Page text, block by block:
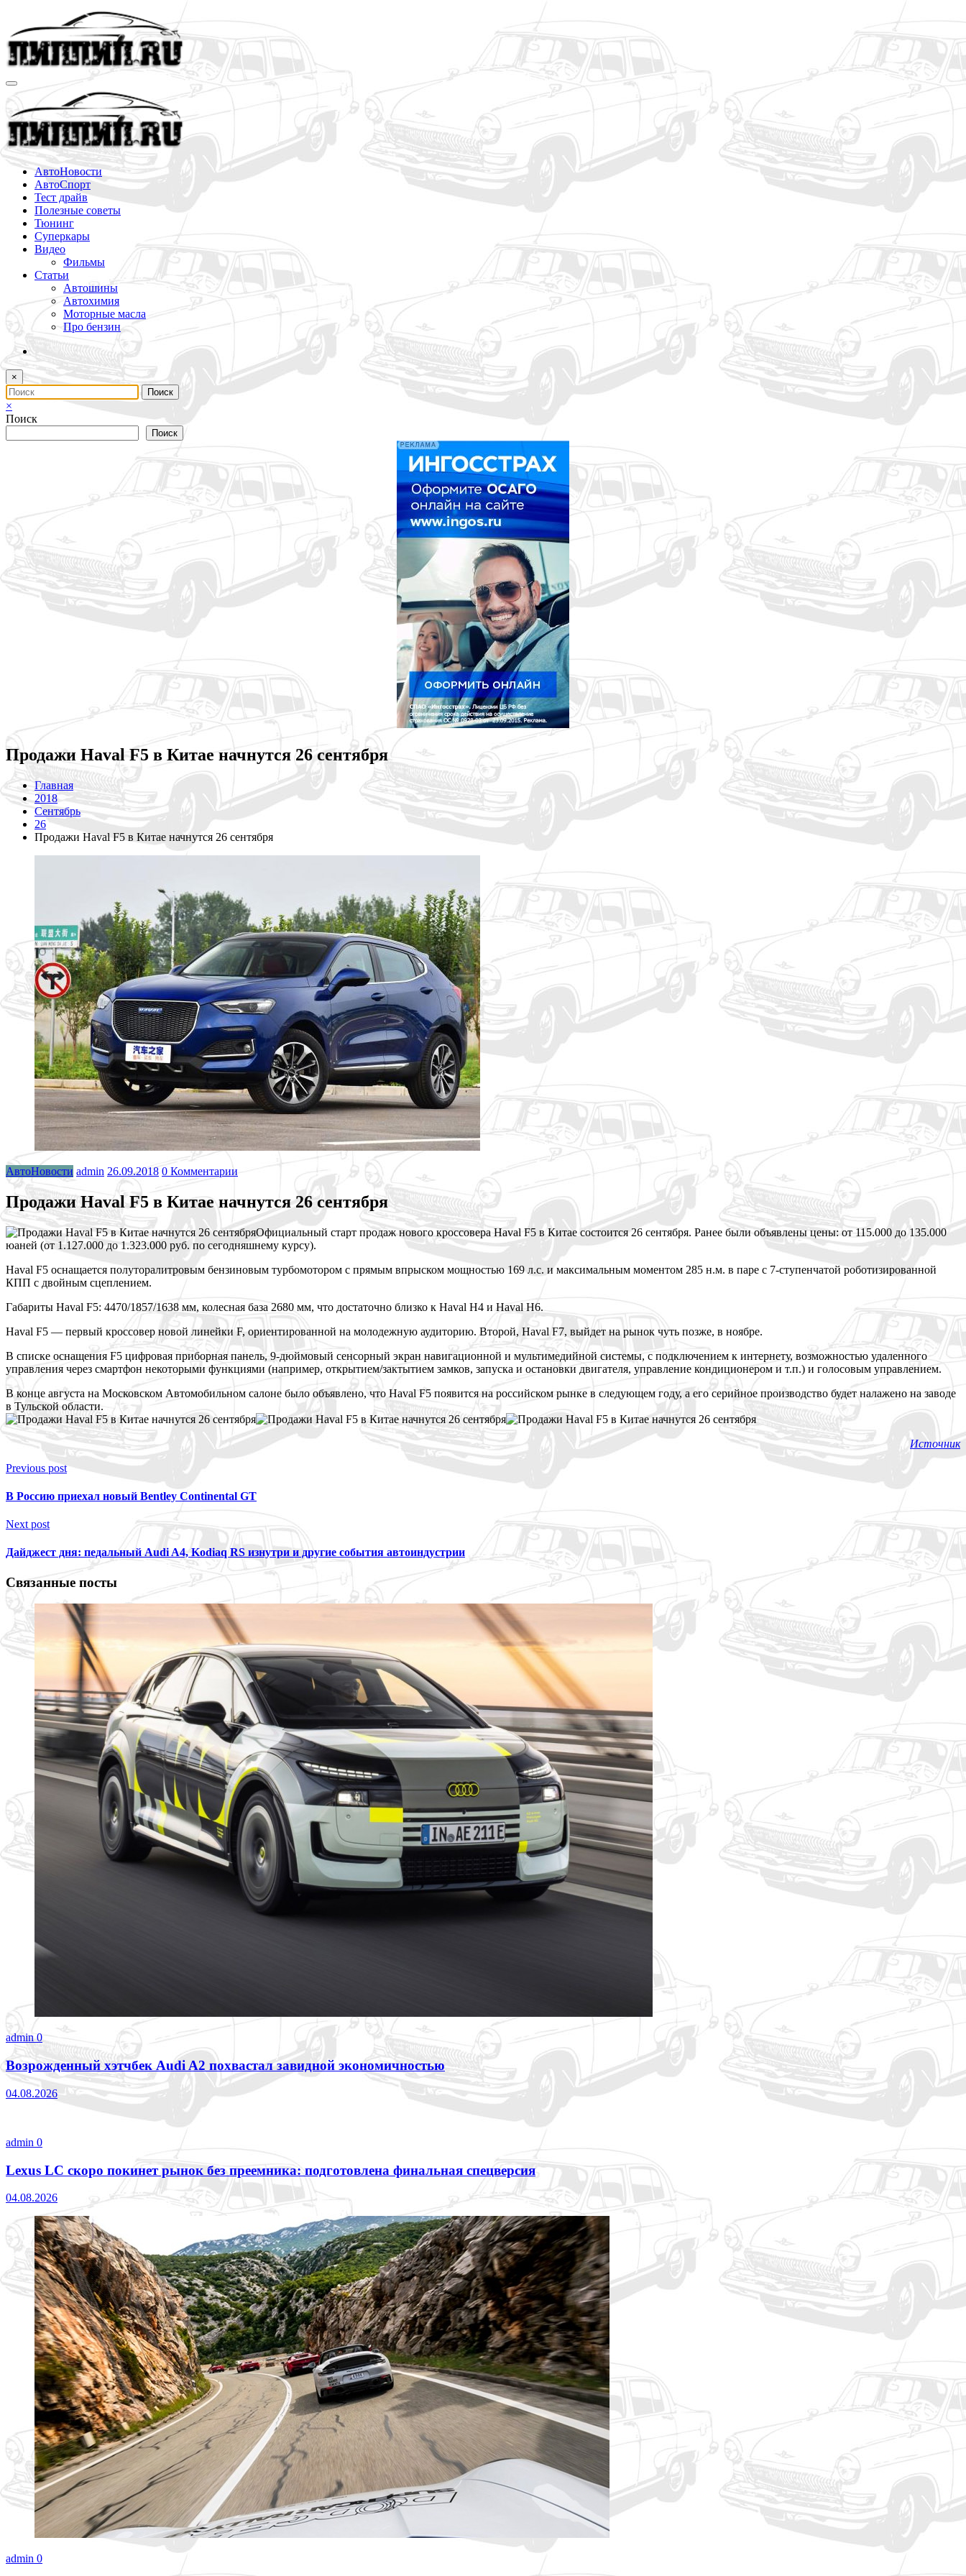
содержимому
АвтоНовости
АвтоСпорт
Тест драйв
Полезные советы
Тюнинг
Суперкары
Видео
Фильмы
Статьи
Автошины
Автохимия
Моторные масла
Про бензин
×
×
Поиск
Поиск
Продажи Haval F5 в Китае начнутся 26 сентября
Главная
2018
Сентябрь
26
Продажи Haval F5 в Китае начнутся 26 сентября
АвтоНовости admin 26.09.2018 0 Комментарии
Продажи Haval F5 в Китае начнутся 26 сентября
Официальный старт продаж нового кроссовера Haval F5 в Китае состоится 26 сентября. Ранее были объявлены цены: от 115.000 до 135.000
юаней (от 1.127.000 до 1.323.000 руб. по сегодняшнему курсу).
Haval F5 оснащаeтся полуторалитровым бензиновым турбомотором с прямым впрыском мощностью 169 л.с. и максимальным моментом 285 н.м. в паре с 7-ступенчатой роботизированной
КПП с двойным сцеплением.
Габариты Haval F5: 4470/1857/1638 мм, колесная база 2680 мм, что достаточно близко к Haval H4 и Haval H6.
Haval F5 — первый кроссовер новой линейки F, ориентированной на молодежную аудиторию. Второй, Haval F7, выйдет на рынок чуть позже, в ноябре.
В списке оснащения F5 цифровая приборная панель, 9-дюймовый сенсорный экран навигационной и мультимедийной системы, с подключением к интернету, возможностью удаленного
управления через смартфон некоторыми функциями (например, открытием/зактытием замков, запуска и остановки двигателя, управление кондиционером и т.п.) и голосовым управлением.
В конце августа на Московском Автомобильном салоне было объявлено, что Haval F5 появится на российском рынке в следующем году, а его серийное производство будет налажено на заводе
в Тульской области.
Источник
Previous post
В Россию приехал новый Bentley Continental GT
Next post
Дайджест дня: педальный Audi A4, Kodiaq RS изнутри и другие события автоиндустрии
Связанные посты
admin0
Возрожденный хэтчбек Audi A2 похвастал завидной экономичностью
04.08.2026
admin 0
Lexus LC скоро покинет рынок без преемника: подготовлена финальная спецверсия
04.08.2026
admin 0